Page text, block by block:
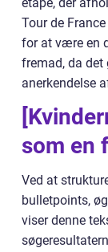
etape, der
Tour de
for at være en
fremad, da det
anerkendelse
som en
Ved at
bulletpoints,
viser denne